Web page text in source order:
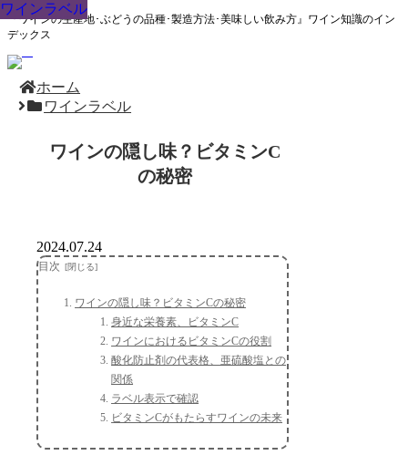
『ワインの生産地･ぶどうの品種･製造方法･美味しい飲み方』ワイン知識のイン
デックス
ホーム
ワインラベル
ワインの隠し味？ビタミンC
の秘密
ワインラベル
2024.07.24
目次
ワインの隠し味？ビタミンCの秘密
身近な栄養素、ビタミンC
ワインにおけるビタミンCの役割
酸化防止剤の代表格、亜硫酸塩との
関係
ラベル表示で確認
ビタミンCがもたらすワインの未来
ワインラベル
ワインラベル
ワインラベル
ワインラベル
ワインラベル
ワインラベル
ワインラベル
ワインラベル